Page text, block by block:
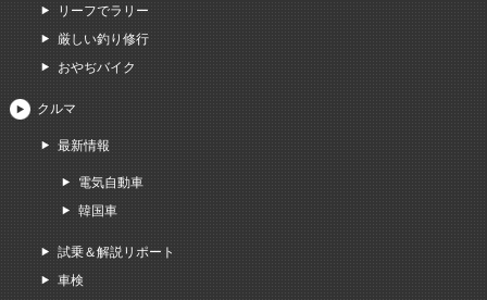
リーフでラリー
厳しい釣り修行
おやぢバイク
クルマ
最新情報
電気自動車
韓国車
試乗＆解説リポート
車検